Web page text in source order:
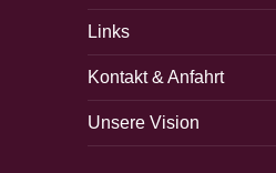
Links
Kontakt & Anfahrt
Unsere Vision